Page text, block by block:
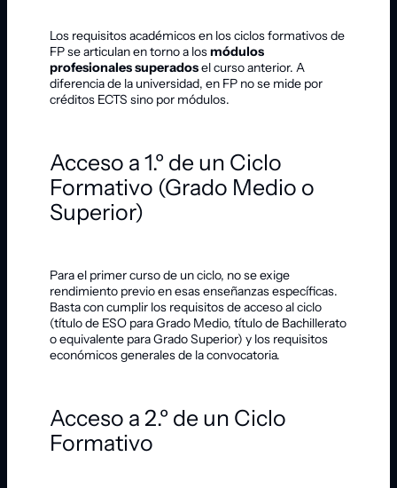
Los requisitos académicos en los ciclos formativos de
FP se articulan en torno a losmódulos
profesionales superadosel curso anterior. A
diferencia de la universidad, en FP no se mide por
créditos ECTS sino por módulos.
Acceso a 1.º de un Ciclo
Formativo (Grado Medio o
Superior)
Para el primer curso de un ciclo, no se exige
rendimiento previo en esas enseñanzas específicas.
Basta con cumplir los requisitos de acceso al ciclo
(título de ESO para Grado Medio, título de Bachillerato
o equivalente para Grado Superior) y los requisitos
económicos generales de la convocatoria.
Acceso a 2.º de un Ciclo
Formativo